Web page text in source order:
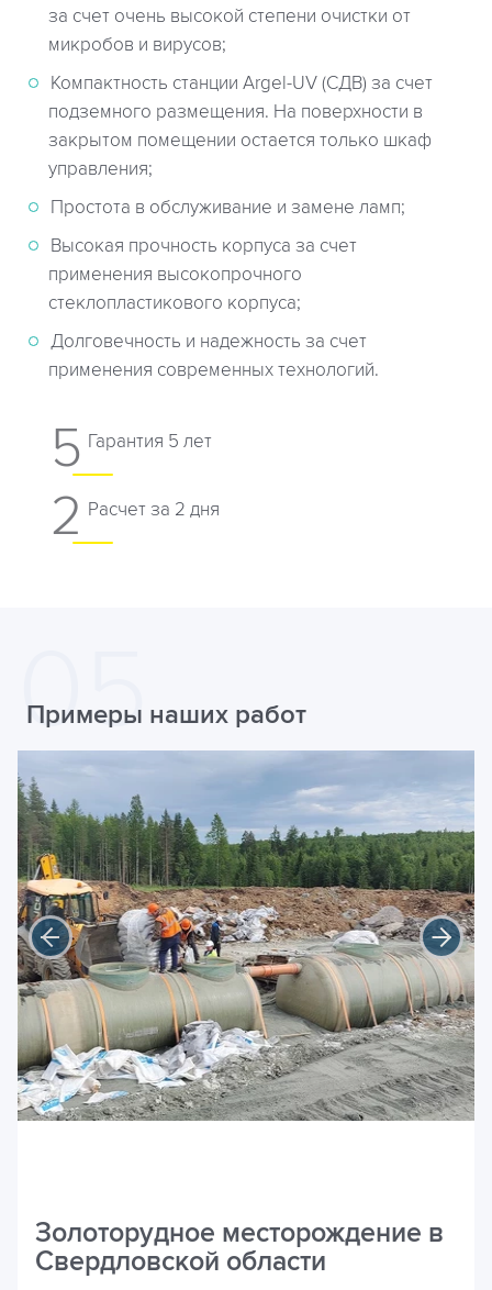
за счет очень высокой степени очистки от
микробов и вирусов;
Компактность станции Argel-UV (СДВ) за счет
подземного размещения. На поверхности в
закрытом помещении остается только шкаф
управления;
Простота в обслуживание и замене ламп;
Высокая прочность корпуса за счет
применения высокопрочного
стеклопластикового корпуса;
Долговечность и надежность за счет
применения современных технологий.
5 Гарантия 5 лет
2 Расчет за 2 дня
Примеры наших работ
Золоторудное месторождение в
Свердловской области